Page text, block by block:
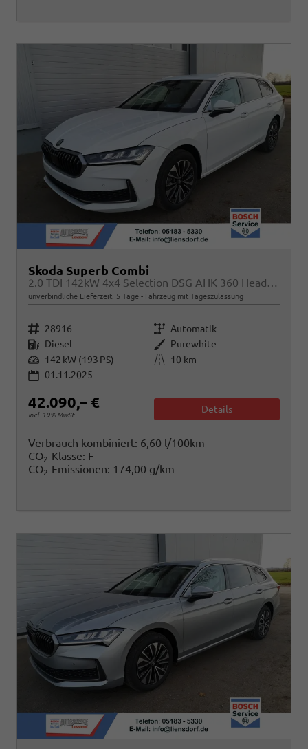
Skoda Superb Combi
2.0 TDI 142kW 4x4 Selection DSG AHK 360 Head Up Pano
unverbindliche Lieferzeit: 5 Tage Fahrzeug mit Tageszulassung
Fahrzeugnr. 28916 Getriebe Automatik
Kraftstoff Diesel Außenfarbe Purewhite
Leistung 142 kW (193 PS) Kilometerstand
10 km
01.11.2025
42.090,– €
incl. 19% MwSt.
Details
Verbrauch kombiniert: 6,60 l/100km
CO2-Klasse: F
CO2-Emissionen: 174,00 g/km